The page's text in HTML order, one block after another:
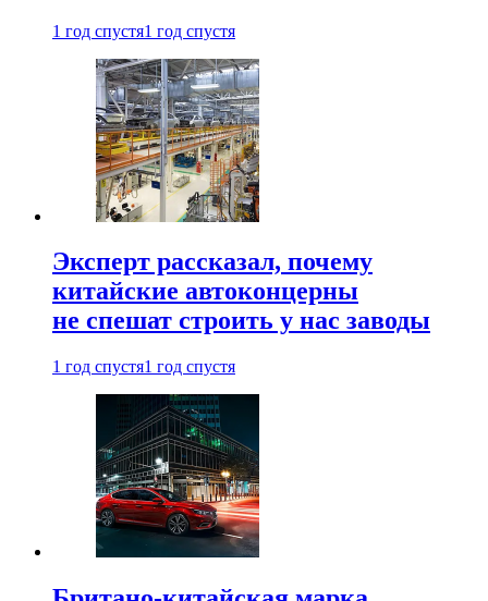
1 год спустя1 год спустя
Эксперт рассказал, почему
китайские автоконцерны
не спешат строить у нас заводы
1 год спустя1 год спустя